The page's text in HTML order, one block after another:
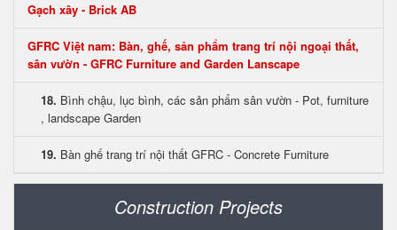
Gạch xây - Brick AB
GFRC Việt nam: Bàn, ghế, sản phẩm trang trí nội ngoại thất,
sân vườn - GFRC Furniture and Garden Lanscape
18. Bình chậu, lục bình, các sản phẩm sân vườn - Pot, furniture
, landscape Garden
19. Bàn ghế trang trí nội thất GFRC - Concrete Furniture
Construction Projects